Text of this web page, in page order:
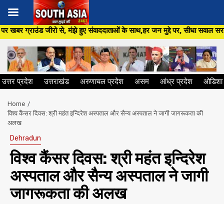
Skip
to
content
से, मंझे हुए संवाददाताओं के साथ,हर जन मुद्दे पर, सीधा सवाल सरकार से
उत्तर प्रदेश उत्तराखंड अरुणाचल प्रदेश असम आंध्र प्रदेश ओडिशा
Home
विश्व कैंसर दिवस: श्री महंत इन्दिरेश अस्पताल और सैन्य अस्पताल ने जागी जागरूकता की
अलख
Dehradun
विश्व कैंसर दिवस: श्री महंत इन्दिरेश
अस्पताल और सैन्य अस्पताल ने जागी
जागरूकता की अलख